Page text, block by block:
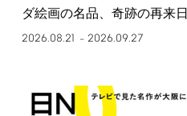
ダ絵画の名品、奇跡の再来日
2026.08.21 – 2026.09.27